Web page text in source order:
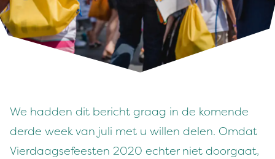
We hadden dit bericht graag in de komende
derde week van juli met u willen delen. Omdat
Vierdaagsefeesten 2020 echter niet doorgaat,